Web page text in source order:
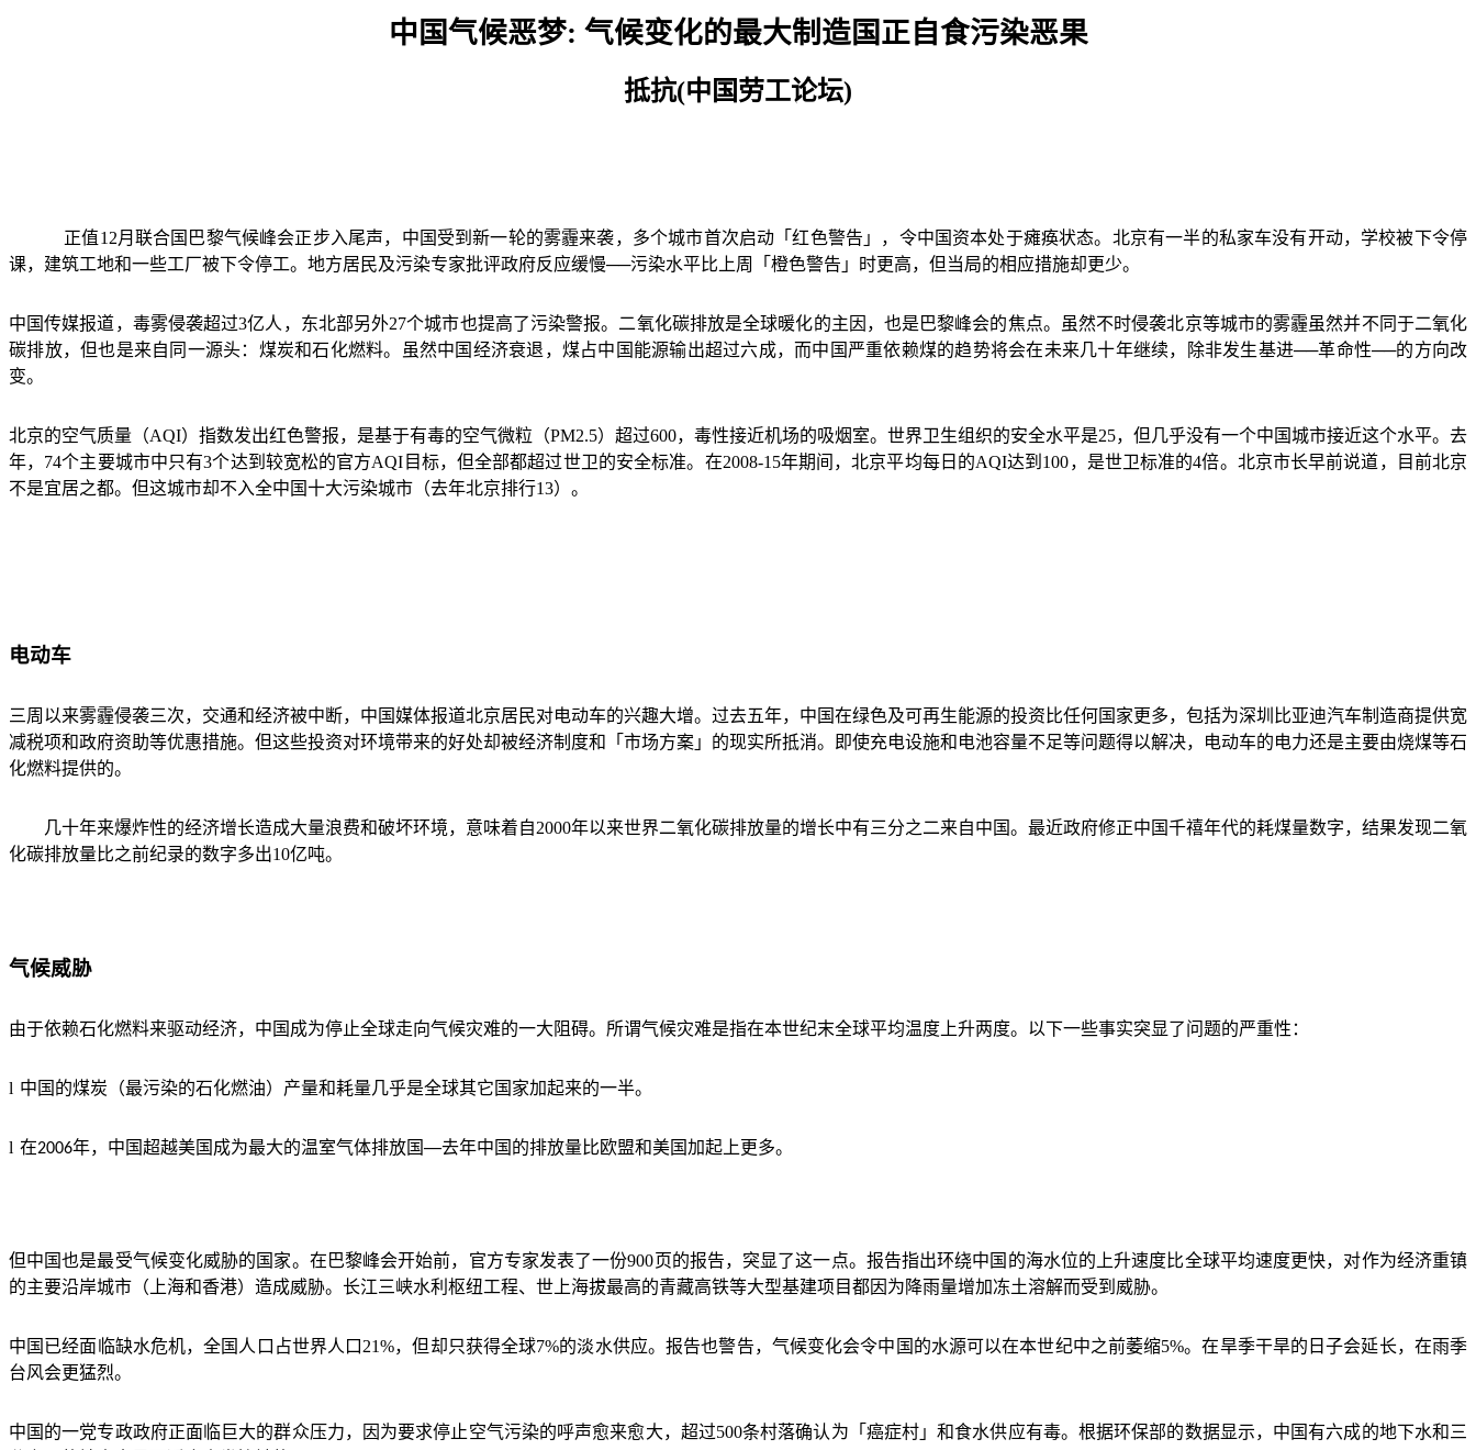
中国气候恶梦: 气候变化的最大制造国正自食污染恶果
抵抗(中国劳工论坛)
正值12月联合国巴黎气候峰会正步入尾声，中国受到新一轮的雾霾来袭，多个城市首次启动「红色警告」，令中国资本处于瘫痪状态。北京有一半的私家车没有开动，学校被下令停
课，建筑工地和一些工厂被下令停工。地方居民及污染专家批评政府反应缓慢──污染水平比上周「橙色警告」时更高，但当局的相应措施却更少。
中国传媒报道，毒雾侵袭超过3亿人，东北部另外27个城市也提高了污染警报。二氧化碳排放是全球暖化的主因，也是巴黎峰会的焦点。虽然不时侵袭北京等城市的雾霾虽然并不同于二氧化
碳排放，但也是来自同一源头：煤炭和石化燃料。虽然中国经济衰退，煤占中国能源输出超过六成，而中国严重依赖煤的趋势将会在未来几十年继续，除非发生基进──革命性──的方向改
变。
北京的空气质量（AQI）指数发出红色警报，是基于有毒的空气微粒（PM2.5）超过600，毒性接近机场的吸烟室。世界卫生组织的安全水平是25，但几乎没有一个中国城市接近这个水平。去
年， 74个主要城市中只有3个达到较宽松的官方AQI 目标，但全部都超过世卫的安全标准。在2008-15年期间，北京平均每日的AQI达到 100，是世卫标准的4倍。北京市长早前说道，目前北京
不是宜居之都。但这城市却不入全中国十大污染城市（去年北京排行13）。
电动车
三周以来雾霾侵袭三次，交通和经济被中断，中国媒体报道北京居民对电动车的兴趣大增。过去五年，中国在绿色及可再生能源的投资比任何国家更多，包括为深圳比亚迪汽车制造商提供宽
减税项和政府资助等优惠措施。但这些投资对环境带来的好处却被经济制度和「市场方案」的现实所抵消。即使充电设施和电池容量不足等问题得以解决，电动车的电力还是主要由烧煤等石
化燃料提供的。
几十年来爆炸性的经济增长造成大量浪费和破坏环境，意味着自2000年以来世界二氧化碳排放量的增长中有三分之二来自中国。最近政府修正中国千禧年代的耗煤量数字，结果发现二氧
化碳排放量比之前纪录的数字多出10亿吨。
气候威胁
由于依赖石化燃料来驱动经济，中国成为停止全球走向气候灾难的一大阻碍。所谓气候灾难是指在本世纪末全球平均温度上升两度。以下一些事实突显了问题的严重性：
l 中国的煤炭（最污染的石化燃油）产量和耗量几乎是全球其它国家加起来的一半。
l 在2006年，中国超越美国成为最大的温室气体排放国──去年中国的排放量比欧盟和美国加起上更多。
但中国也是最受气候变化威胁的国家。在巴黎峰会开始前，官方专家发表了一份900页的报告，突显了这一点。报告指出环绕中国的海水位的上升速度比全球平均速度更快，对作为经济重镇
的主要沿岸城市（上海和香港）造成威胁。长江三峡水利枢纽工程、世上海拔最高的青藏高铁等大型基建项目都因为降雨量增加冻土溶解而受到威胁。
中国已经面临缺水危机，全国人口占世界人口 21%，但却只获得全球7%的淡水供应。报告也警告，气候变化会令中国的水源可以在本世纪中之前萎缩5%。在旱季干旱的日子会延长，在雨季
台风会更猛烈。
中国的一党专政政府正面临巨大的群众压力，因为要求停止空气污染的呼声愈来愈大，超过500条村落确认为「癌症村」和食水供应有毒。根据环保部的数据显示，中国有六成的地下水和三